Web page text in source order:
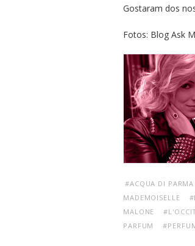
Gostaram dos
Fotos: Blog Ask
#ACQUA DI PARMA
MADEMOISELLE
MALONE
PARFUM